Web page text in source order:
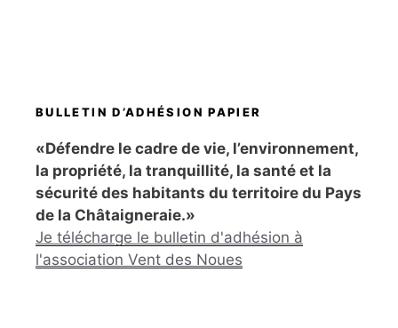
BULLETIN D’ADHÉSION PAPIER
«Défendre le cadre de vie, l’environnement,
la propriété, la tranquillité, la santé et la
sécurité des habitants du territoire du Pays
de la Châtaigneraie.»
Je télécharge le bulletin d'adhésion à
l'association Vent des Noues